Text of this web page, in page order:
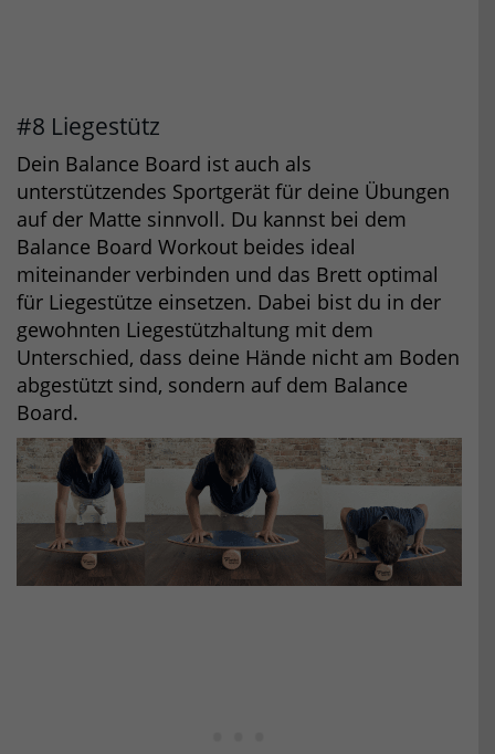
#8 Liegestütz
Dein Balance Board ist auch als
unterstützendes Sportgerät für deine Übungen
auf der Matte sinnvoll. Du kannst bei dem
Balance Board Workout beides ideal
miteinander verbinden und das Brett optimal
für Liegestütze einsetzen. Dabei bist du in der
gewohnten Liegestützhaltung mit dem
Unterschied, dass deine Hände nicht am Boden
abgestützt sind, sondern auf dem Balance
Board.